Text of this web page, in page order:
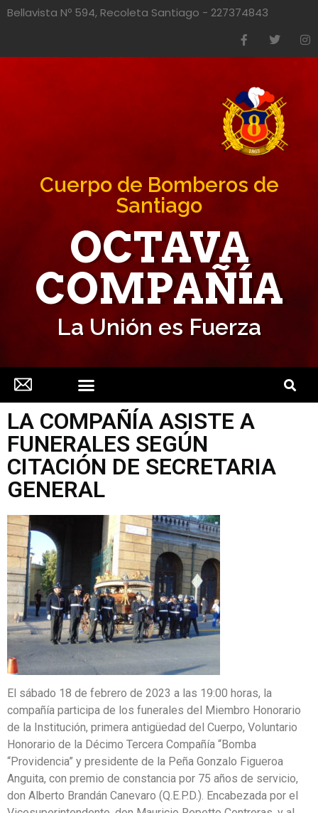
Bellavista Nº 594, Recoleta Santiago - 227374843
Cuerpo de Bomberos de
Santiago
OCTAVA
COMPAÑÍA
La Unión es Fuerza
LA COMPAÑÍA ASISTE A
FUNERALES SEGÚN
CITACIÓN DE SECRETARIA
GENERAL
El sábado 18 de febrero de 2023 a las 19:00 horas, la
compañía participa de los funerales del Miembro Honorario
de la Institución, primera antigüedad del Cuerpo, Voluntario
Honorario de la Décimo Tercera Compañía “Bomba
“Providencia” y presidente de la Peña Gonzalo Figueroa
Anguita, con premio de constancia por 75 años de servicio,
don Alberto Brandán Canevaro (Q.E.P.D.). Encabezada por el